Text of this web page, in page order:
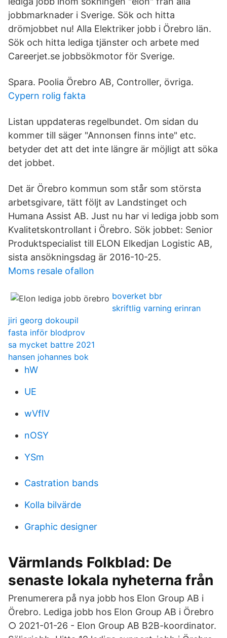
jobbmarknader i Sverige. Sök och hitta
drömjobbet nu! Alla Elektriker jobb i Örebro län.
Sök och hitta lediga tjänster och arbete med
Careerjet.se jobbsökmotor för Sverige.
Spara. Poolia Örebro AB, Controller, övriga.
Cypern rolig fakta
Listan uppdateras regelbundet. Om sidan du
kommer till säger "Annonsen finns inte" etc.
betyder det att det inte längre är möjligt att söka
det jobbet.
Det är Örebro kommun som står som största
arbetsgivare, tätt följt av Landstinget och
Humana Assist AB. Just nu har vi lediga jobb som
Kvalitetskontrollant i Örebro. Sök jobbet: Senior
Produktspecialist till ELON Elkedjan Logistic AB,
sista ansökningsdag är 2016-10-25.
Moms resale ofallon
boverket bbr
skriftlig varning erinran
jiri georg dokoupil
fasta inför blodprov
sa mycket battre 2021
hansen johannes bok
hW
UE
wVflV
nOSY
YSm
Castration bands
Kolla bilvärde
Graphic designer
Värmlands Folkblad: De
senaste lokala nyheterna från
Prenumerera på nya jobb hos Elon Group AB i
Örebro. Lediga jobb hos Elon Group AB i Örebro
○ 2021-01-26 - Elon Group AB B2B-koordinator.